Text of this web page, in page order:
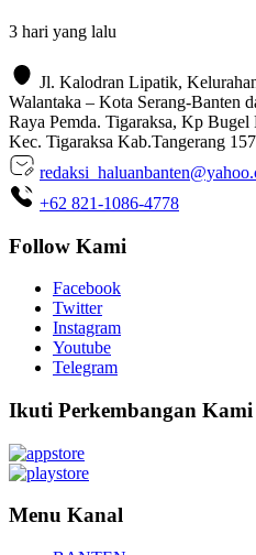
3 hari yang lalu
Jl. Kalodran Lipatik,
Walantaka – Kota Serang-Banten
Raya Pemda. Tigaraksa, Kp
Kec. Tigaraksa Kab.Tangerang
+62 821-1086-4778
Follow Kami
Facebook
Twitter
Instagram
Youtube
Telegram
Ikuti Perkembangan
Menu Kanal